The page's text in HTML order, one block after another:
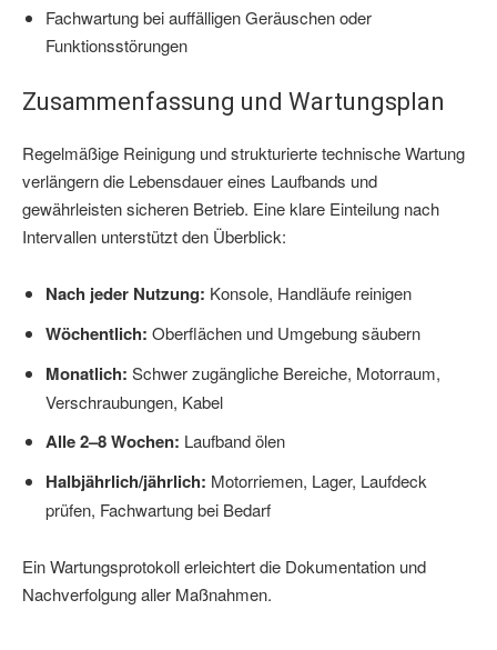
Fachwartung bei auffälligen Geräuschen oder
Funktionsstörungen
Zusammenfassung und Wartungsplan
Regelmäßige Reinigung und strukturierte technische Wartung
verlängern die Lebensdauer eines Laufbands und
gewährleisten sicheren Betrieb. Eine klare Einteilung nach
Intervallen unterstützt den Überblick:
Nach jeder Nutzung: Konsole, Handläufe reinigen
Wöchentlich: Oberflächen und Umgebung säubern
Monatlich: Schwer zugängliche Bereiche, Motorraum,
Verschraubungen, Kabel
Alle 2–8 Wochen: Laufband ölen
Halbjährlich/jährlich: Motorriemen, Lager, Laufdeck
prüfen, Fachwartung bei Bedarf
Ein Wartungsprotokoll erleichtert die Dokumentation und
Nachverfolgung aller Maßnahmen.